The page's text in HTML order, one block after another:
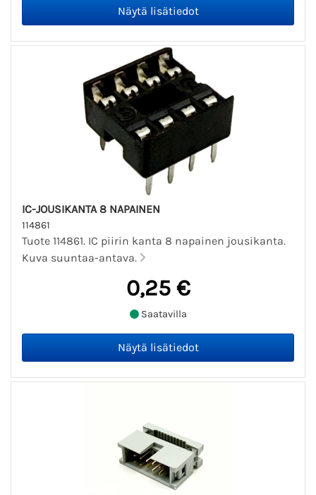
IC-JOUSIKANTA 8 NAPAINEN
114861
Tuote 114861. IC piirin kanta 8 napainen jousikanta.
Kuva suuntaa-antava.
0,25 €
Saatavilla